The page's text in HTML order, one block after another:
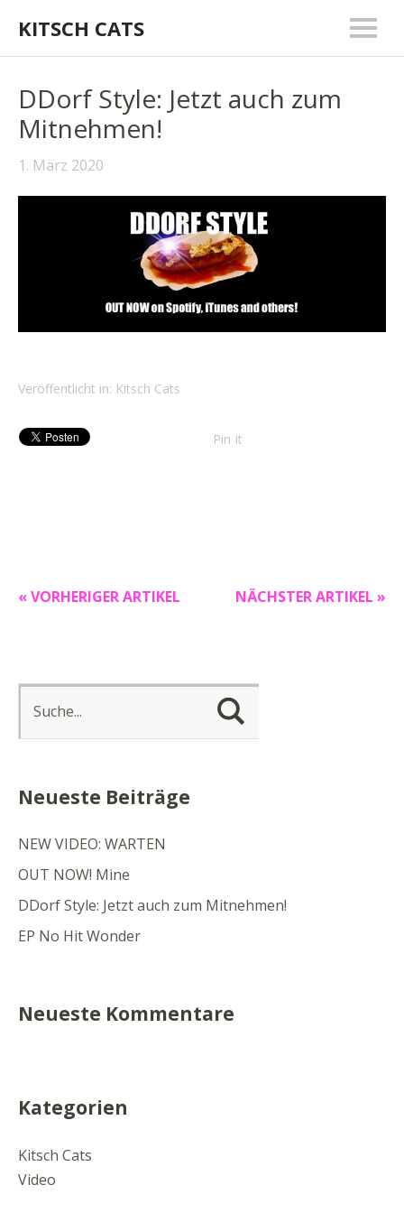
KITSCH CATS
DDorf Style: Jetzt auch zum
Mitnehmen!
1. März 2020
Veröffentlicht in: Kitsch Cats
Pin It
NÄCHSTER ARTIKEL »
« VORHERIGER ARTIKEL
Neueste Beiträge
NEW VIDEO: WARTEN
OUT NOW! Mine
DDorf Style: Jetzt auch zum Mitnehmen!
EP No Hit Wonder
Neueste Kommentare
Kategorien
Kitsch Cats
Video